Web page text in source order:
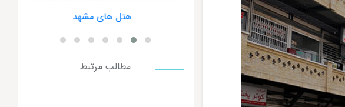
تفریحات مشهد هتل های مشهد
مطالب مرتبط